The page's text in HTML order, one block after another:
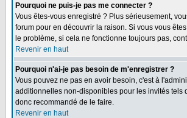
Pourquoi ne puis-je pas me connecter ?
Vous êtes-vous enregistré ? Plus sérieusement,
forum pour en découvrir la raison. Si vous vous
le problème, si cela ne fonctionne toujours pas,
Revenir en haut
Pourquoi n'ai-je pas besoin de m'enregistrer ?
Vous pouvez ne pas en avoir besoin, c'est à
additionnelles non-disponibles pour les invités tels
donc recommandé de le faire.
Revenir en haut